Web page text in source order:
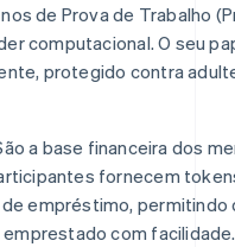
de Prova de Trabalho
computacional. O seu
protegido contra
a base financeira dos
fornecem
empréstimo, permitindo
com